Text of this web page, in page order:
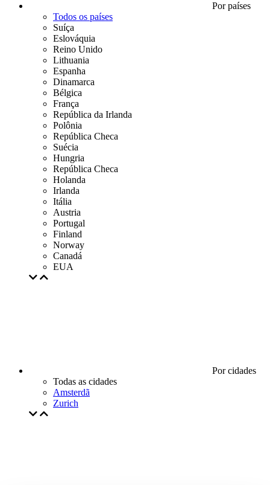
Por países
Todos os países
Suíça
Eslováquia
Reino Unido
Lithuania
Espanha
Dinamarca
Bélgica
França
República da Irlanda
Polônia
República Checa
Suécia
Hungria
República Checa
Holanda
Irlanda
Itália
Austria
Portugal
Finland
Norway
Canadá
EUA
Por cidades
Todas as cidades
Amsterdã
Zurich